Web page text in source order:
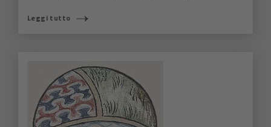
Leggi tutto